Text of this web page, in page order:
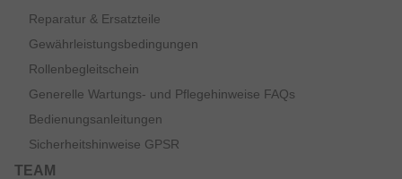
Reparatur & Ersatzteile
Gewährleistungsbedingungen
Rollenbegleitschein
Generelle Wartungs- und Pflegehinweise FAQs
Bedienungsanleitungen
Sicherheitshinweise GPSR
TEAM